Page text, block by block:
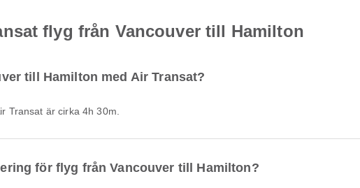
flyg från Vancouver till Hamilton
till Hamilton med Air Transat?
Transat är cirka 4h 30m.
för flyg från Vancouver till Hamilton?